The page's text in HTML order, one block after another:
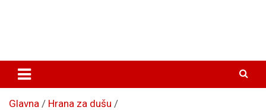
Glavna
Hrana za dušu